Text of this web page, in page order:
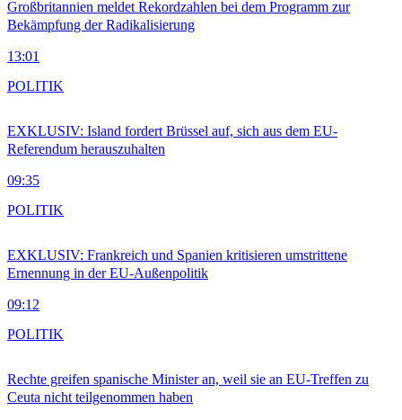
Großbritannien meldet Rekordzahlen bei dem Programm zur
Bekämpfung der Radikalisierung
13:01
EXKLUSIV: Island fordert Brüssel auf, sich aus dem EU-
Referendum herauszuhalten
09:35
POLITIK
EXKLUSIV: Frankreich und Spanien kritisieren umstrittene
Ernennung in der EU-Außenpolitik
09:12
POLITIK
Rechte greifen spanische Minister an, weil sie an EU-Treffen zu
Ceuta nicht teilgenommen haben
POLITIK